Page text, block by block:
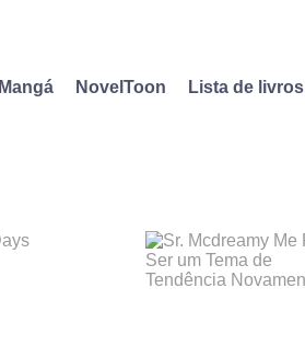
Mangá NovelToon Lista de livros